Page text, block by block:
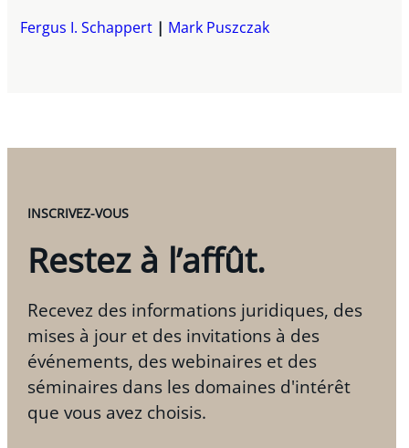
Fergus I. Schappert Mark Puszczak
INSCRIVEZ-VOUS
Restez à l’affût.
Recevez des informations juridiques, des
mises à jour et des invitations à des
événements, des webinaires et des
séminaires dans les domaines d'intérêt
que vous avez choisis.